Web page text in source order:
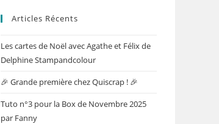
Articles Récents
Les cartes de Noël avec Agathe et Félix de
Delphine Stampandcolour
🎉 Grande première chez Quiscrap ! 🎉
Tuto n°3 pour la Box de Novembre 2025
par Fanny